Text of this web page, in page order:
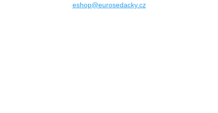
eshop@eurosedacky.cz